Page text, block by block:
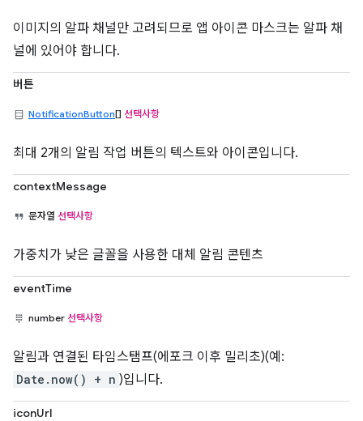
이미지의 알파 채널만 고려되므로 앱 아이콘 마스크는 알파 채
널에 있어야 합니다.
버튼
NotificationButton[] 선택사항
최대 2개의 알림 작업 버튼의 텍스트와 아이콘입니다.
contextMessage
문자열 선택사항
가중치가 낮은 글꼴을 사용한 대체 알림 콘텐츠
eventTime
number 선택사항
알림과 연결된 타임스탬프(에포크 이후 밀리초)(예:
Date.now() + n )입니다.
iconUrl